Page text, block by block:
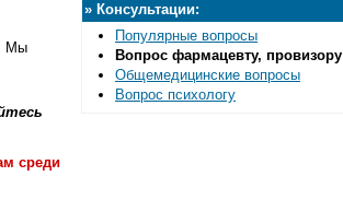
Мы
среди
» Консультации:
Популярные вопросы
Вопрос фармацевту, провизору
Общемедицинские вопросы
Вопрос психологу